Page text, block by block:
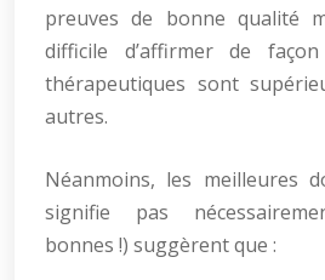
preuves de bonne qualité
difficile d’affirmer de
thérapeutiques sont
autres.
Néanmoins, les meilleures
signifie pas
bonnes !) suggèrent que :